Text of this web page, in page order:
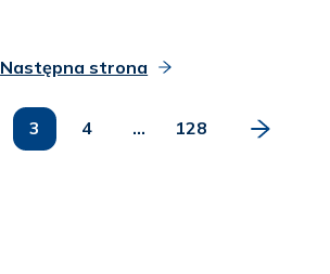
Następna strona
3 4 ... 128